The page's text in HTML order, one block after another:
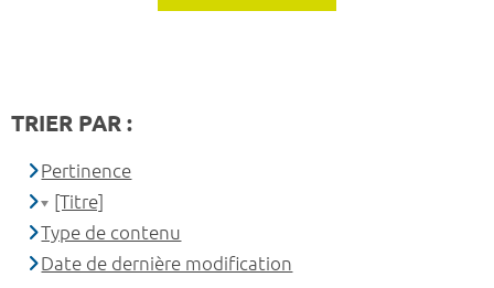
TRIER PAR :
Pertinence
[Titre]
Type de contenu
Date de dernière modification